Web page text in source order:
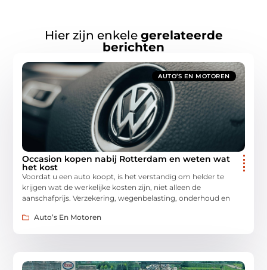
Hier zijn enkele gerelateerde
berichten
AUTO’S EN MOTOREN
Occasion kopen nabij Rotterdam en weten wat
het kost
Voordat u een auto koopt, is het verstandig om helder te
krijgen wat de werkelijke kosten zijn, niet alleen de
aanschafprijs. Verzekering, wegenbelasting, onderhoud en
Auto’s En Motoren